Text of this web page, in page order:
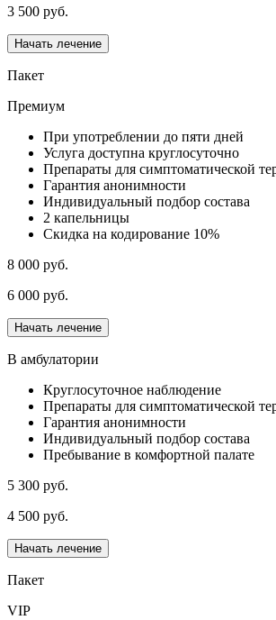
3 500 руб.
Начать лечение
Пакет
Премиум
При употреблении до пяти дней
Услуга доступна круглосуточно
Препараты для симптоматической
Гарантия анонимности
Индивидуальный подбор состава
2 капельницы
Скидка на кодирование 10%
8 000 руб.
6 000 руб.
Начать лечение
В амбулатории
Круглосуточное наблюдение
Препараты для симптоматической
Гарантия анонимности
Индивидуальный подбор состава
Пребывание в комфортной палате
5 300 руб.
4 500 руб.
Начать лечение
Пакет
VIP